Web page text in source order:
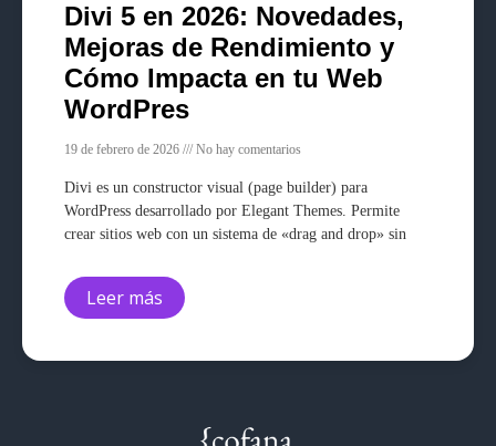
Divi 5 en 2026: Novedades,
Mejoras de Rendimiento y
Cómo Impacta en tu Web
WordPres
19 de febrero de 2026 No hay comentarios
Divi es un constructor visual (page builder) para
WordPress desarrollado por Elegant Themes. Permite
crear sitios web con un sistema de «drag and drop» sin
Leer más